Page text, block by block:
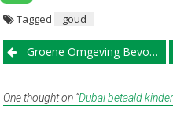
Tagged goud
PostGroene Omgeving Bevorderd Goede Gezondheid
One thought on “Dubai betaald